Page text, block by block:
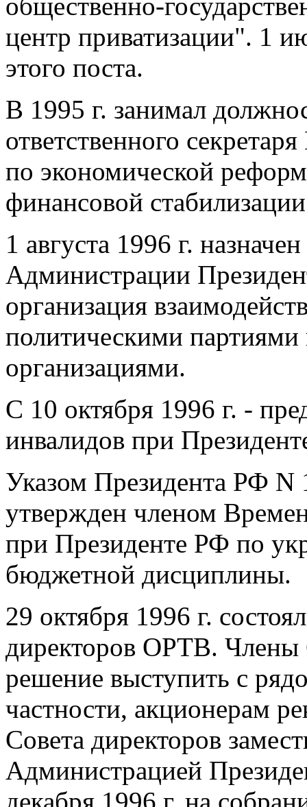
центр приватизации". 1
этого поста.
В 1995 г. занимал
ответственного
по экономической
финансовой
1 августа 1996 г.
Администрации
организация
политическими
организациями.
С 10 октября 1996 г. -
инвалидов при
Указом Президента РФ N
утвержден членом
при Президенте РФ по
бюджетной дисциплины.
29 октября 1996 г.
директоров ОРТВ. Члены
решение выступить с
частности, акционерам
Совета директоров
Администрацией
декабря 1996 г. на